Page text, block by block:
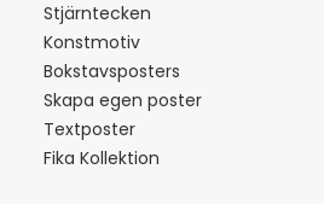
Stjärntecken
Konstmotiv
Bokstavsposters
Skapa egen poster
Textposter
Fika Kollektion